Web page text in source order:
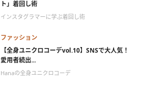
ト」着回し術
インスタグラマーに学ぶ着回し術
ファッション
【全身ユニクロコーデvol.10】SNSで大人気！
愛用者続出...
Hanaの全身ユニクロコーデ